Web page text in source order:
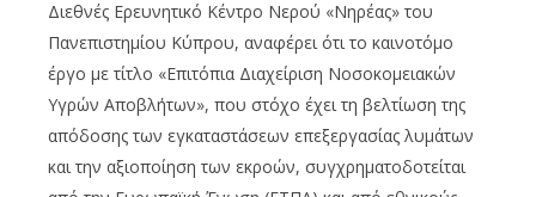
Διεθνές Ερευνητικό Κέντρο Νερού «Νηρέας» του
Πανεπιστημίου Κύπρου, αναφέρει ότι το καινοτόμο
έργο με τίτλο «Επιτόπια Διαχείριση Νοσοκομειακών
Υγρών Αποβλήτων», που στόχο έχει τη βελτίωση της
απόδοσης των εγκαταστάσεων επεξεργασίας λυμάτων
και την αξιοποίηση των εκροών, συγχρηματοδοτείται